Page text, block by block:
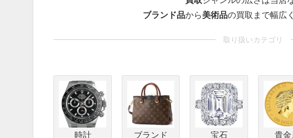
ブランド品から美術品の買取まで幅広
時計 ブランド 宝石 貴金